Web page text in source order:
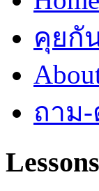
คุยกั
ถาม
Lessons